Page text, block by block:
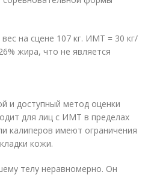
на сцене 107 кг. ИМТ = 30 кг/
жира, что не является
и доступный метод оценки
для лиц с ИМТ в пределах
калиперов имеют ограничения
кожи.
телу неравномерно. Он